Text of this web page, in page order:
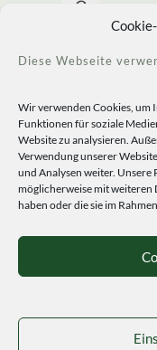
Diese Webseite
Wir verwenden Cookies, um
Funktionen für soziale
Website zu analysieren.
Verwendung unserer
und Analysen weiter.
möglicherweise mit weiteren
haben oder die sie im
© 2020